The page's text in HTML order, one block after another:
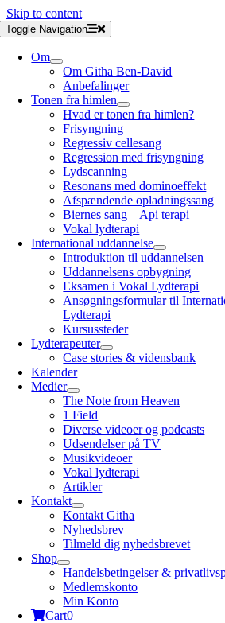
Skip to content
Toggle Navigation
Om
Om Githa Ben-David
Anbefalinger
Tonen fra himlen
Hvad er tonen fra himlen?
Frisyngning
Regressiv cellesang
Regression med frisyngning
Lydscanning
Resonans med dominoeffekt
Afspændende opladningssang
Biernes sang – Api terapi
Vokal lydterapi
International uddannelse
Introduktion til uddannelsen
Uddannelsens opbygning
Eksamen i Vokal Lydterapi
Ansøgningsformular til
Lydterapi
Kursussteder
Lydterapeuter
Case stories & vidensbank
Kalender
Medier
The Note from Heaven
1 Field
Diverse videoer og podcasts
Udsendelser på TV
Musikvideoer
Vokal lydterapi
Artikler
Kontakt
Kontakt Githa
Nyhedsbrev
Tilmeld dig nyhedsbrevet
Shop
Handelsbetingelser &
Medlemskonto
Min Konto
Cart0